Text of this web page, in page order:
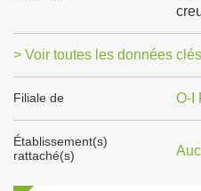
> Voir toutes les données clés
Filiale de O-I
Établissement(s)
rattaché(s)